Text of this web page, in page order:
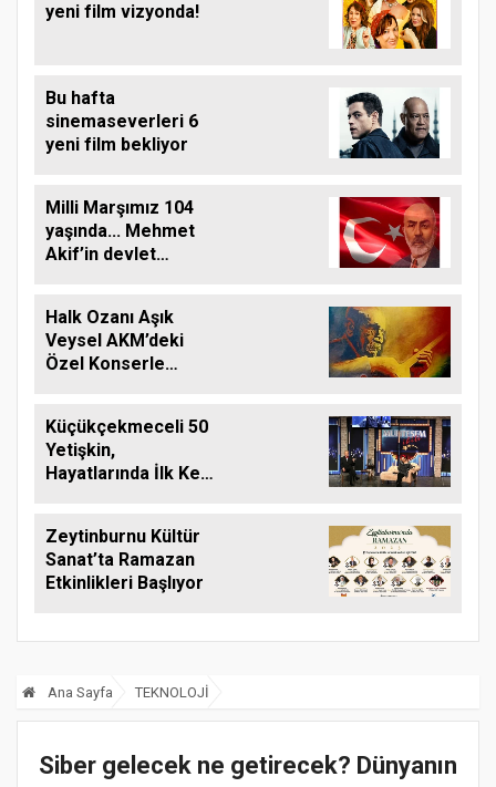
yeni film vizyonda!
Bu hafta
sinemaseverleri 6
yeni film bekliyor
Milli Marşımız 104
yaşında... Mehmet
Akif’in devlet
Halk Ozanı Aşık
Veysel AKM’deki
Özel Konserle
Küçükçekmeceli 50
Yetişkin,
Hayatlarında İlk Kez
Zeytinburnu Kültür
Sanat’ta Ramazan
Etkinlikleri Başlıyor
Ana Sayfa TEKNOLOJİ
Siber gelecek ne getirecek? Dünyanın